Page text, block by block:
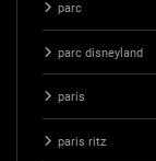
parc
parc disneyland
paris
paris ritz